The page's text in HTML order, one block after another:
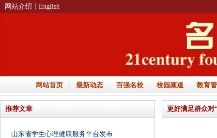
网站介绍 丨English
网站首页 最新动态 百强名校 校园频道 教育
推荐文章
山东省学生心理健康服务平台发布
更好满足群众对